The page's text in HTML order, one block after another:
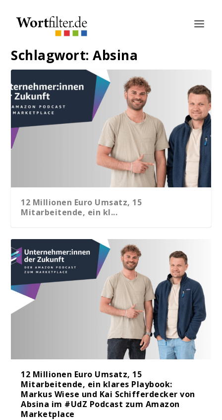
Schlagwort:Absina
12 Millionen Euro Umsatz, 15
Mitarbeitende, ein kl...
12 Millionen Euro Umsatz, 15
Mitarbeitende, ein klares Playbook:
Markus Wiese und Kai Schifferdecker von
Absina im #UdZ Podcast zum Amazon
Marketplace